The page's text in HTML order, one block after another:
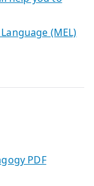
(MEL)
PDF